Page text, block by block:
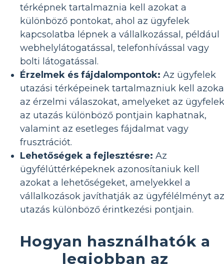
térképnek tartalmaznia kell azokat a
különböző pontokat, ahol az ügyfelek
kapcsolatba lépnek a vállalkozással, például
webhelylátogatással, telefonhívással vagy
bolti látogatással.
Érzelmek és fájdalompontok: Az ügyfelek
utazási térképeinek tartalmazniuk kell
az érzelmi válaszokat, amelyeket az ügyfelek
az utazás különböző pontjain kaphatnak,
valamint az esetleges fájdalmat vagy
frusztrációt.
Lehetőségek a fejlesztésre: Az
ügyfélúttérképeknek azonosítaniuk kell
azokat a lehetőségeket, amelyekkel a
vállalkozások javíthatják az ügyfélélményt az
utazás különböző érintkezési pontjain.
Hogyan használhatók a
legjobban az